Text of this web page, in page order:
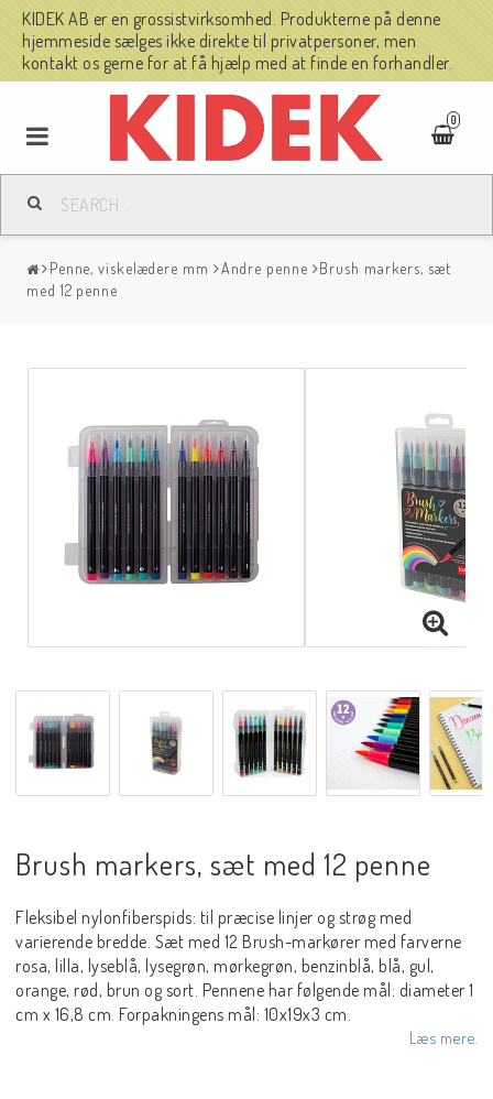
KIDEK AB er en grossistvirksomhed. Produkterne på denne
hjemmeside sælges ikke direkte til privatpersoner, men
kontakt os gerne for at få hjælp med at finde en forhandler.
0
Penne, viskelædere mm Andre penne
Brush markers, sæt
med 12 penne
Brush markers, sæt med 12 penne
Fleksibel nylonfiberspids: til præcise linjer og strøg med
varierende bredde. Sæt med 12 Brush-markører med farverne
rosa, lilla, lyseblå, lysegrøn, mørkegrøn, benzinblå, blå, gul,
orange, rød, brun og sort. Pennene har følgende mål: diameter 1
cm x 16,8 cm. Forpakningens mål: 10x19x3 cm.
Læs mere.